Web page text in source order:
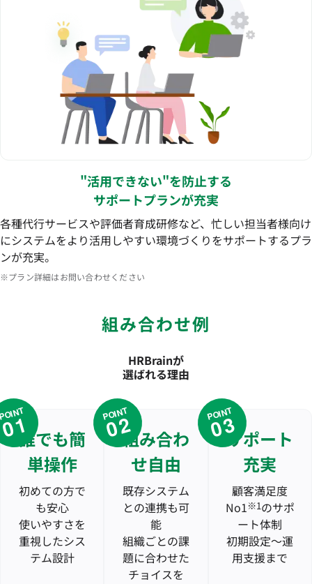
"活用できない"を防止する
サポートプランが充実
各種代行サービスや評価者育成研修など、忙しい担当者様向け
にシステムをより活用しやすい環境づくりをサポートするプラ
ンが充実。
※プラン詳細はお問い合わせください
組み合わせ例
HRBrainが
選ばれる理由
誰でも簡
単操作
初めての方で
も安心
使いやすさを
重視したシス
テム設計
POINT
02組み合わ
せ自由
既存システム
との連携も可
能
組織ごとの課
題に合わせた
チョイスを
POINT
03サポート
充実
顧客満足度
No1※1のサポ
ート体制
初期設定〜運
用支援まで